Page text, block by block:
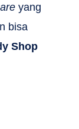
yang
bisa
Shop